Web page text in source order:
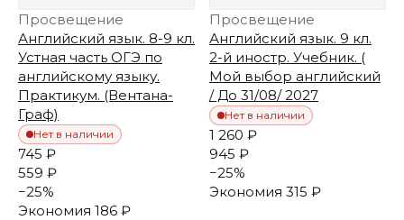
Просвещение
Английский язык. 8-9 кл.
Устная часть ОГЭ по
английскому языку.
Практикум. (Вентана-
Граф)
Нет в наличии
745 ₽
559 ₽
−25%
Экономия 186 ₽
Просвещение
Английский язык. 9 кл.
2-й иностр. Учебник. (
Мой выбор английский
/ До 31/08/ 2027
Нет в наличии
1 260 ₽
945 ₽
−25%
Экономия 315 ₽